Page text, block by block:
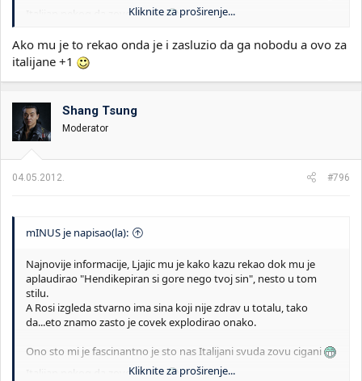
Italijan nekog da zove ciganKliknite za proširenje...
Ako mu je to rekao onda je i zasluzio da ga nobodu a ovo za
italijane +1
Shang Tsung
Moderator
04.05.2012. #796
mINUS je napisao(la):
Najnovije informacije, Ljajic mu je kako kazu rekao dok mu je
aplaudirao "Hendikepiran si gore nego tvoj sin", nesto u tom
stilu.
A Rosi izgleda stvarno ima sina koji nije zdrav u totalu, tako
da...eto znamo zasto je covek explodirao onako.
Ono sto mi je fascinantno je sto nas Italijani svuda zovu cigani
Italijan nekog da zove ciganKliknite za proširenje...